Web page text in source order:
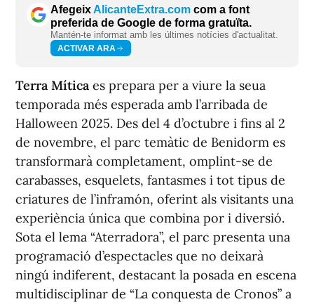
AfegeixAlicanteExtra.com com a font
preferida de Google de forma gratuïta.
Mantén-te informat amb les últimes notícies d'actualitat.
ACTIVAR ARA
Terra Mítica es prepara per a viure la seua
temporada més esperada amb l’arribada de
Halloween 2025. Des del 4 d’octubre i fins al 2
de novembre, el parc temàtic de Benidorm es
transformarà completament, omplint-se de
carabasses, esquelets, fantasmes i tot tipus de
criatures de l’inframón, oferint als visitants una
experiència única que combina por i diversió.
Sota el lema “Aterradora”, el parc presenta una
programació d’espectacles que no deixarà
ningú indiferent, destacant la posada en escena
multidisciplinar de “La conquesta de Cronos” a